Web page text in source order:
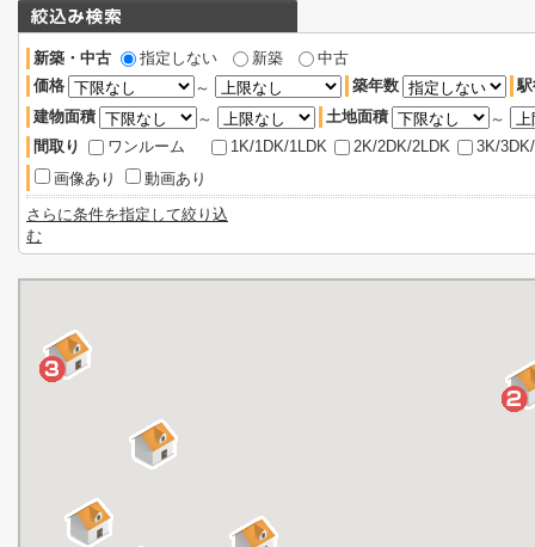
新築・中古 指定しない 新築
中古
価格
～ 築年数
建物面積
～ 土地面積
～
間取り
ワンルーム 1K/1DK/1LDK 2K/2DK/2LDK
3K/
画像あり
動画あり
さらに条件を指定して絞り込
む